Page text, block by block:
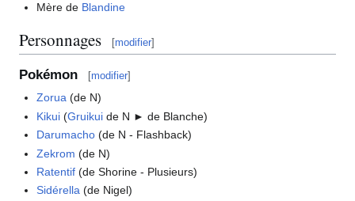
Mère de Blandine
Personnages [modifier]
Pokémon [modifier]
Zorua (de N)
Kikui (Gruikui de N ► de Blanche)
Darumacho (de N - Flashback)
Zekrom (de N)
Ratentif (de Shorine - Plusieurs)
Sidérella (de Nigel)